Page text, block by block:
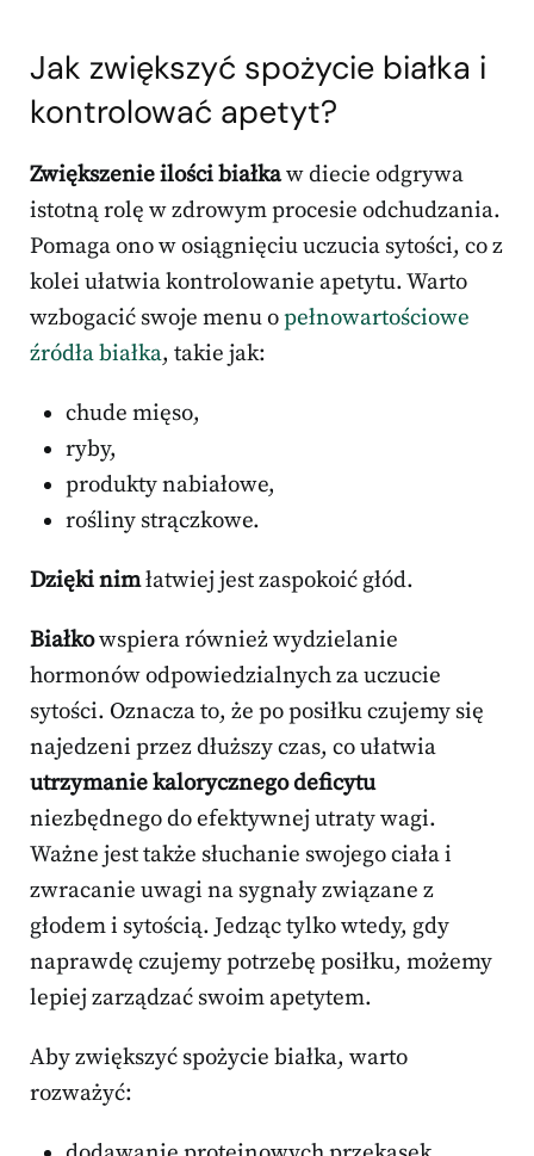
Jak zwiększyć spożycie białka i
kontrolować apetyt?
Zwiększenie ilości białkaw diecie odgrywa
istotną rolę w zdrowym procesie odchudzania.
Pomaga ono w osiągnięciu uczucia sytości, co z
kolei ułatwia kontrolowanie apetytu. Warto
wzbogacić swoje menu opełnowartościowe
źródła białka, takie jak:
chude mięso,
ryby,
produkty nabiałowe,
rośliny strączkowe.
Dzięki nimłatwiej jest zaspokoić głód.
Białkowspiera również wydzielanie
hormonów odpowiedzialnych za uczucie
sytości. Oznacza to, że po posiłku czujemy się
najedzeni przez dłuższy czas, co ułatwia
utrzymanie kalorycznego deficytu
niezbędnego do efektywnej utraty wagi.
Ważne jest także słuchanie swojego ciała i
zwracanie uwagi na sygnały związane z
głodem i sytością. Jedząc tylko wtedy, gdy
naprawdę czujemy potrzebę posiłku, możemy
lepiej zarządzać swoim apetytem.
Aby zwiększyć spożycie białka, warto
rozważyć: